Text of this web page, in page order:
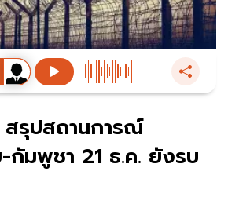
รุปสถานการณ์
กัมพูชา 21 ธ.ค. ยังรบ